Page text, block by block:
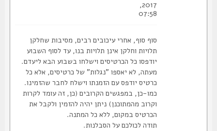
2017,
07:58
סוף סוף, אחרי עיכובים רבים, מסיבות שחלקן
תלויות וחלקן אינן תלויות בנו, עד לסוף השבוע
יודפסו כל הכרטיסים וישלחו בשבוע הבא ליעדם.
מעתה, לא יאספו "נגלות" של כרטיסים, אלא כל
כרטיס יודפס עם הזמנתו וישלח לחבר שהזמינו.
כמו-כן, במפגשים הקרובים (כן, זה עומד לקרות
וקרוב מהמתוכנן) ניתן יהיה להזמין ולקבל את
הכרטיס במקום, ללא כל המתנה.
תודה לכולכם על הסבלנות.